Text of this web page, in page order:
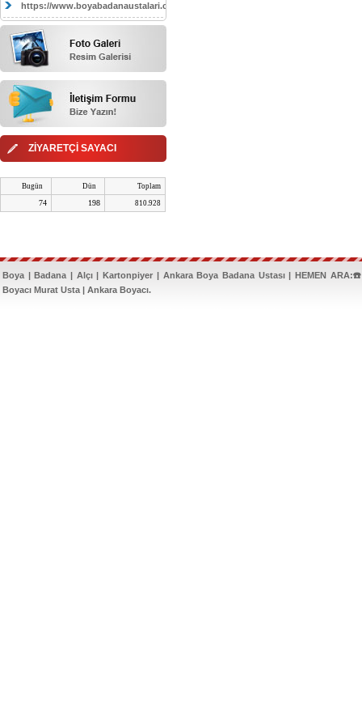
https://www.boyabadanaustalari.com/
ZİYARETÇİ SAYACI
Bugün Dün Toplam
74 198 810.928
Boya | Badana | Alçı | Kartonpiyer | Ankara Boya Badana Ustası | HEMEN
Boyacı Murat Usta | Ankara Boyacı.